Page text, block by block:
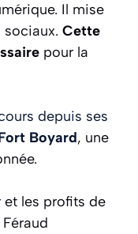
Il mise
sociaux. Cette
pour la
depuis ses
Boyard, une
et les profits de